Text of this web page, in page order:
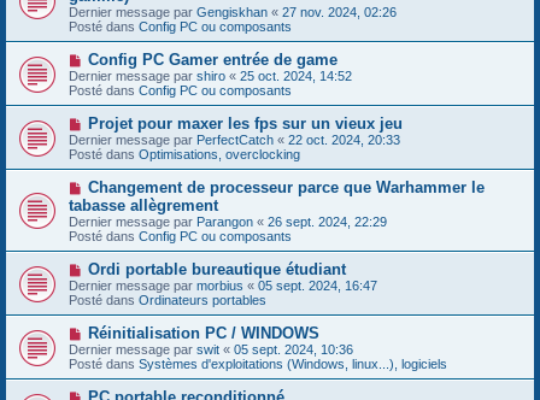
a
g
e
m
e
s
s
g
e
u
v
e
a
u
m
e
s
s
a
g
e
Dernier message par Gengiskhan « 27 nov. 2024, 02:26
Posté dans Config PC ou composants
N
o
u
v
e
a
u
m
e
s
s
a
g
e
Config PC Gamer entrée de game
Dernier message par shiro « 25 oct. 2024, 14:52
Posté dans Config PC ou composants
N
o
u
v
a
u
m
e
s
s
g
e
Projet pour maxer les fps sur un vieux jeu
Dernier message par PerfectCatch « 22 oct. 2024, 20:33
Posté dans Optimisations, overclocking
N
o
u
v
e
a
u
m
e
s
s
a
g
e
Changement de processeur parce que Warhammer le
tabasse allègrement
Dernier message par Parangon « 26 sept. 2024, 22:29
Posté dans Config PC ou composants
N
o
u
v
e
a
u
m
e
Ordi portable bureautique étudiant
Dernier message par morbius « 05 sept. 2024, 16:47
Posté dans Ordinateurs portables
N
o
u
v
e
Réinitialisation PC / WINDOWS
Dernier message par swit « 05 sept. 2024, 10:36
Posté dans Systèmes d'exploitations (Windows, linux...), logiciels
NPC portable reconditionné